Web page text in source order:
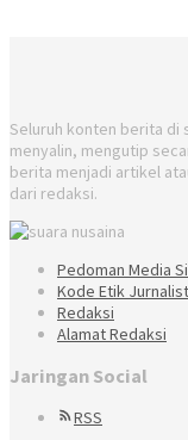
Seluruh konten berita di
menyalin, mengutip
berita menjadi artikel
dari redaksi.
Pedoman Media
Kode Etik
Redaksi
Alamat Redaksi
Jaringan Social
RSS